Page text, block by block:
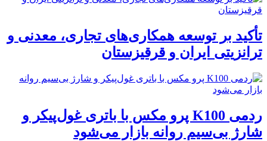
تأکید بر توسعه همکاری‌های تجاری، معدنی و
ترانزیتی ایران و قرقیزستان
ردمی K100 پرو مکس با باتری غول‌پیکر و
شارژ بی‌سیم روانه بازار می‌شود